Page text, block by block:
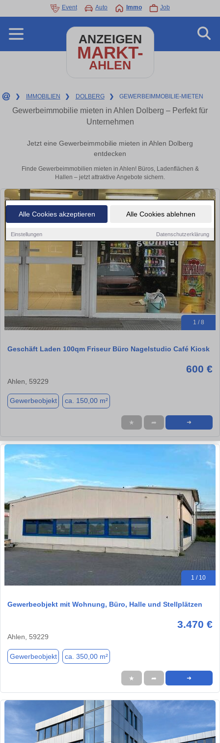
Alle Cookies akzeptieren Alle Cookies ablehnen
Einstellungen Datenschutzerklärung
Event Auto Immo Job
ANZEIGEN
MARKT-
AHLEN
❯ IMMOBILIEN ❯ DOLBERG ❯ GEWERBEIMMOBILIE-MIETEN
Gewerbeimmobilie mieten in Ahlen Dolberg – Perfekt für
Unternehmen
Jetzt eine Gewerbeimmobilie mieten in Ahlen Dolberg
entdecken
Finde Gewerbeimmobilien mieten in Ahlen! Büros, Ladenflächen &
Hallen – jetzt attraktive Angebote sichern.
1 / 8
Geschäft Laden 100qm Friseur Büro Nagelstudio Café Kiosk
600 €
Ahlen, 59229
Gewerbeobjekt ca. 150,00 m²
★ ➦ ➜
1 / 10
Gewerbeobjekt mit Wohnung, Büro, Halle und Stellplätzen
3.470 €
Ahlen, 59229
Gewerbeobjekt ca. 350,00 m²
★ ➦ ➜